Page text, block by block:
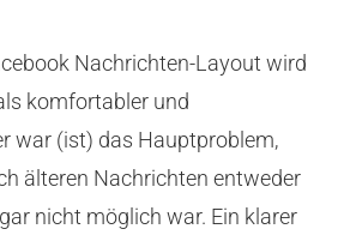
Nachrichten-Layout wird
komfortabler und
war (ist) das Hauptproblem,
älteren Nachrichten entweder
nicht möglich war. Ein klarer